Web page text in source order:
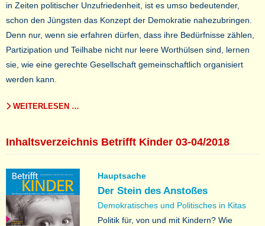
in Zeiten politischer Unzufriedenheit, ist es umso bedeutender,
schon den Jüngsten das Konzept der Demokratie nahezubringen.
Denn nur, wenn sie erfahren dürfen, dass ihre Bedürfnisse zählen,
Partizipation und Teilhabe nicht nur leere Worthülsen sind, lernen
sie, wie eine gerechte Gesellschaft gemeinschaftlich organisiert
werden kann.
WEITERLESEN …
Inhaltsverzeichnis Betrifft Kinder 03-04/2018
Hauptsache
Der Stein des Anstoßes
Demokratisches und Politisches in Kitas
Politik für, von und mit Kindern? Wie